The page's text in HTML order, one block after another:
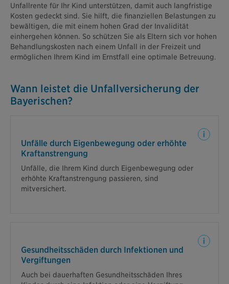
Unfallrente für Ihr Kind unterstützen, damit auch langfristige
Kosten gedeckt sind. Sie hilft, die finanziellen Belastungen zu
bewältigen, die mit einem hohen Grad der Invalidität
einhergehen können. So schützen Sie als Eltern sich vor hohen
Behandlungskosten nach einem Unfall in der Freizeit und
ermöglichen Ihrem Kind im Ernstfall eine optimale Betreuung.
Wann leistet die Unfallversicherung der
Bayerischen?
Unfälle durch Eigenbewegung oder erhöhte
Kraftanstrengung
Unfälle, die Ihrem Kind durch Eigenbewegung oder
erhöhte Kraftanstrengung passieren, sind
mitversichert.
Wenn Ihr Kind z.B. beim Rennen umknickt und sich
dabei den Fuß bricht, unterstützen wir Ihr Kind mit
passenden Leistungen. Auch ein Kreuzbandriss im
Gesundheitsschäden durch Infektionen und
Vergiftungen
Auch bei dauerhaften Gesundheitsschäden Ihres
Darunter fallen bestimmte Infektionen, u. a.
Pfeiffersches Drüsenfieber, Tollwut oder auch
Impfschäden infolge von Schutzimpfungen gegen
Vergiftungen durch Nahr